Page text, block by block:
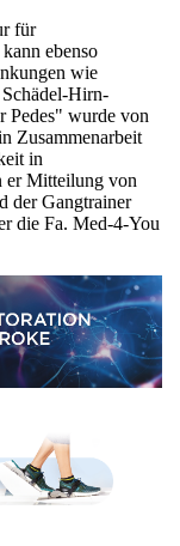
für
ebenso
wie
Hirn-
Pedes" wurde von
Zusammenarbeit
in
er Mitteilung von
der Gangtrainer
die Fa. Med-4-You